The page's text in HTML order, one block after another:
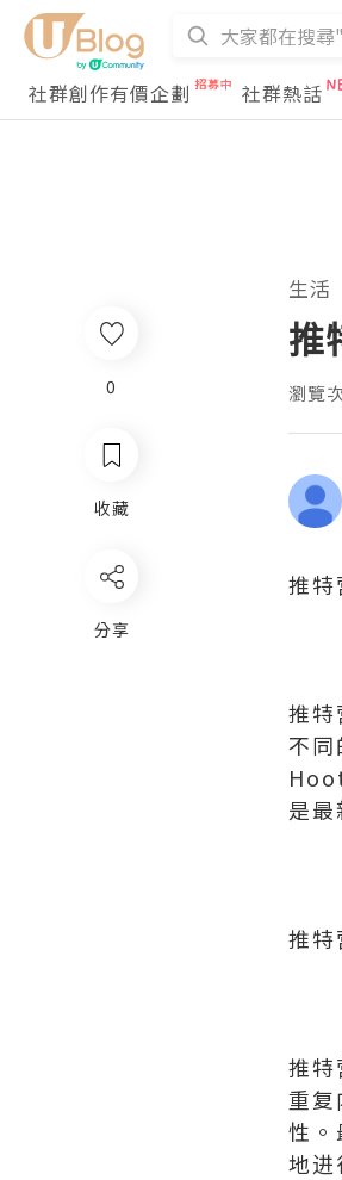
社群創作有價企劃 社群熱話
生活
推
瀏覽
推特
推
不
是最
推特
推
重
性
地进
0
收藏
分享